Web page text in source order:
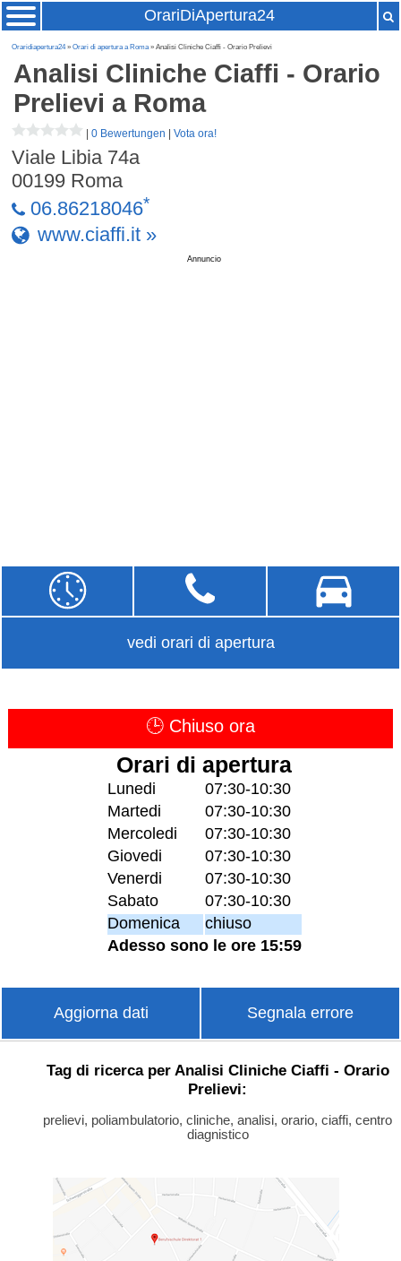
OrariDiApertura24
Oraridiapertura24»Orari di apertura a Roma» Analisi Cliniche Ciaffi - Orario Prelievi
Analisi Cliniche Ciaffi - Orario
Prelievi a Roma
|0 Bewertungen |Vota ora!
Viale Libia 74a
00199 Roma
06.86218046*
www.ciaffi.it »
Annuncio
vedi orari di apertura
🕒 Chiuso ora
Orari di apertura
Lunedi
07:30-10:30
Martedi
07:30-10:30
Mercoledi
07:30-10:30
Giovedi
07:30-10:30
Venerdi
07:30-10:30
Sabato
07:30-10:30
Domenica
chiuso
Adesso sono le ore 15:59
Aggiorna dati Segnala errore
Tag di ricerca per Analisi Cliniche Ciaffi - Orario
Prelievi:
prelievi, poliambulatorio, cliniche, analisi, orario, ciaffi, centro
diagnistico